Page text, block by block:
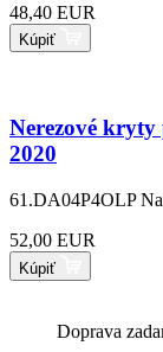
48,40 EUR
Kúpiť
Nerezové
2020
61.DA04P4OLP
52,00 EUR
Kúpiť
Doprava